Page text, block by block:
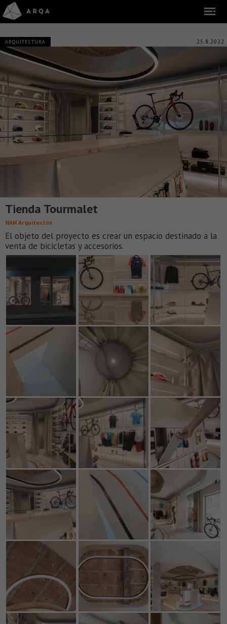
ARQUITECTURA 25.8.2022
Tienda Tourmalet
NAN Arquitectos
El objeto del proyecto es crear un espacio destinado a la
venta de bicicletas y accesorios.